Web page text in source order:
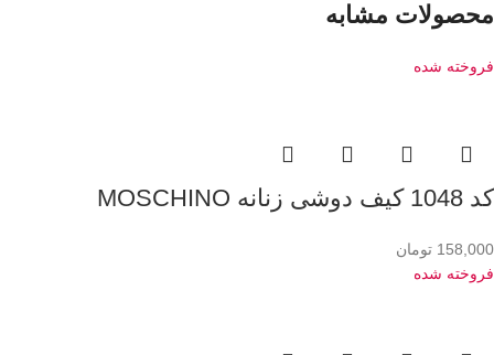
محصولات مشابه
فروخته شده
کد 1048 کیف دوشی زنانه MOSCHINO
158,000 تومان
فروخته شده